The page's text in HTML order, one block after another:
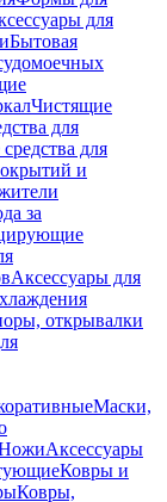
для
Бытовая
Чистящие
для
для
и
за
Аксессуары для
открывалки
Маски,
Аксессуары
Ковры и
Ковры,